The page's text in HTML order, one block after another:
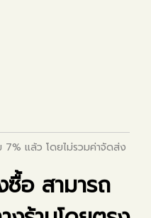
7% แล้ว โดยไม่รวมค่าจัดส่ง
อ สามารถ